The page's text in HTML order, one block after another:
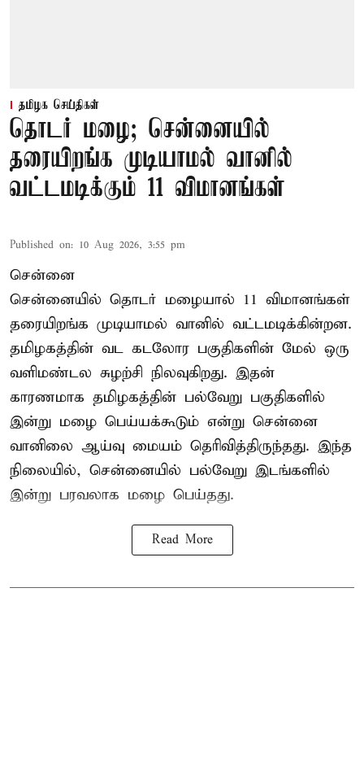
தமிழக செய்திகள்
தொடர் மழை; சென்னையில்
தரையிறங்க முடியாமல் வானில்
வட்டமடிக்கும் 11 விமானங்கள்
Published on: 10 Aug 2026, 3:55 pm
சென்னை
சென்னையில் தொடர் மழையால் 11 விமானங்கள்
தரையிறங்க முடியாமல் வானில் வட்டமடிக்கின்றன.
தமிழகத்தின் வட கடலோர பகுதிகளின் மேல் ஒரு
வளிமண்டல சுழற்சி நிலவுகிறது. இதன்
காரணமாக தமிழகத்தின் பல்வேறு பகுதிகளில்
இன்று மழை பெய்யக்கூடும் என்று சென்னை
வானிலை ஆய்வு மையம் தெரிவித்திருந்தது. இந்த
நிலையில், சென்னையில் பல்வேறு இடங்களில்
இன்று பரவலாக மழை பெய்தது.
Read More